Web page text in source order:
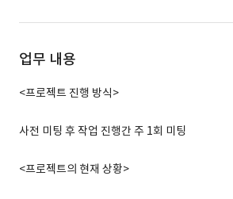
업무 내용
<프로젝트 진행 방식>
사전 미팅 후 작업 진행간 주 1회 미팅
<프로젝트의 현재 상황>